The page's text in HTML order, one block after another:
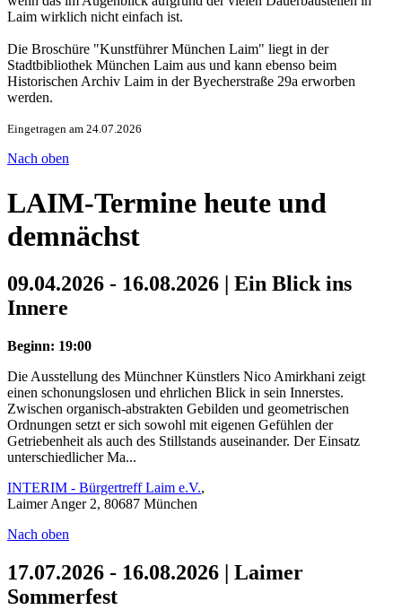
Laim wirklich nicht einfach ist.
Die Broschüre "Kunstführer München Laim" liegt in der
Stadtbibliothek München Laim aus und kann ebenso beim
Historischen Archiv Laim in der Byecherstraße 29a erworben
werden.
Eingetragen am 24.07.2026
Nach oben
LAIM-Termine heute und
demnächst
09.04.2026 - 16.08.2026 | Ein Blick ins
Innere
Beginn: 19:00
Die Ausstellung des Münchner Künstlers Nico Amirkhani zeigt
einen schonungslosen und ehrlichen Blick in sein Innerstes.
Zwischen organisch-abstrakten Gebilden und geometrischen
Ordnungen setzt er sich sowohl mit eigenen Gefühlen der
Getriebenheit als auch des Stillstands auseinander. Der Einsatz
unterschiedlicher Ma...
INTERIM - Bürgertreff Laim e.V.,
Laimer Anger 2, 80687 München
Nach oben
17.07.2026 - 16.08.2026 | Laimer
Sommerfest